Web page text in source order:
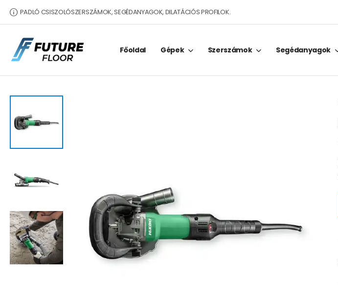
PADLÓ CSISZOLÓSZERSZÁMOK, SEGÉDANYAGOK, DILATÁCIÓS PROFILOK.
Főoldal Gépek Szerszámok Segédanyagok